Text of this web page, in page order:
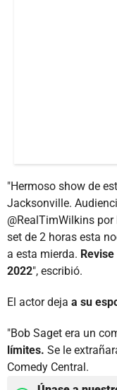
"Hermoso show de
Jacksonville.
@RealTimWilkins
set de 2 horas esta
a esta mierda.
2022", escribió.
El actor deja a su
"Bob Saget era un
límites. Se le
Comedy Central.